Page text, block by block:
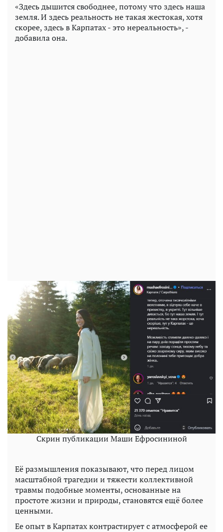
«Здесь дышится свободнее, потому что здесь наша
земля. И здесь реальность не такая жестокая, хотя
скорее, здесь в Карпатах - это нереальность», -
добавила она.
Скрин публикации Маши Ефросининой
Её размышления показывают, что перед лицом
масштабной трагедии и тяжести коллективной
травмы подобные моменты, основанные на
простоте жизни и природы, становятся ещё более
ценными.
Ее опыт в Карпатах контрастирует с атмосферой ее